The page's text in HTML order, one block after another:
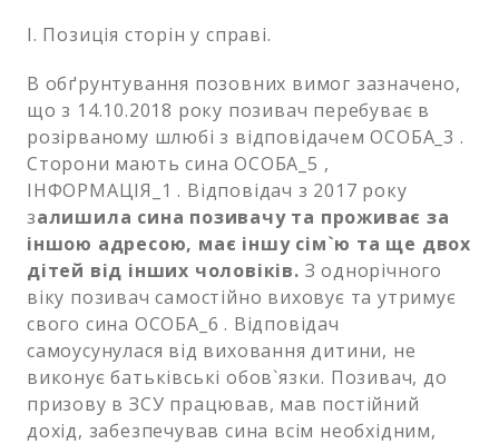
І. Позиція сторін у справі.
В обґрунтування позовних вимог зазначено,
що з 14.10.2018 року позивач перебуває в
розірваному шлюбі з відповідачем ОСОБА_3 .
Сторони мають сина ОСОБА_5 ,
ІНФОРМАЦІЯ_1 . Відповідач з 2017 року
залишила сина позивачу та проживає за
іншою адресою, має іншу сім`ю та ще двох
дітей від інших чоловіків. З однорічного
віку позивач самостійно виховує та утримує
свого сина ОСОБА_6 . Відповідач
самоусунулася від виховання дитини, не
виконує батьківські обов`язки. Позивач, до
призову в ЗСУ працював, мав постійний
дохід, забезпечував сина всім необхідним,